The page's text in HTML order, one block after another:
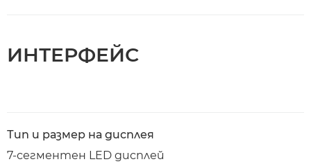
ИНТЕРФЕЙС
Тип и размер на дисплея
7-сегментен LED дисплей